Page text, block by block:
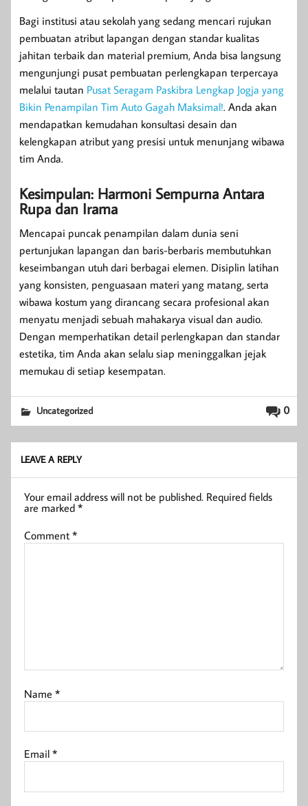
Bagi institusi atau sekolah yang sedang mencari rujukan
pembuatan atribut lapangan dengan standar kualitas
jahitan terbaik dan material premium, Anda bisa langsung
mengunjungi pusat pembuatan perlengkapan terpercaya
melalui tautan Pusat Seragam Paskibra Lengkap Jogja yang
Bikin Penampilan Tim Auto Gagah Maksimal!. Anda akan
mendapatkan kemudahan konsultasi desain dan
kelengkapan atribut yang presisi untuk menunjang wibawa
tim Anda.
Kesimpulan: Harmoni Sempurna Antara
Rupa dan Irama
Mencapai puncak penampilan dalam dunia seni
pertunjukan lapangan dan baris-berbaris membutuhkan
keseimbangan utuh dari berbagai elemen. Disiplin latihan
yang konsisten, penguasaan materi yang matang, serta
wibawa kostum yang dirancang secara profesional akan
menyatu menjadi sebuah mahakarya visual dan audio.
Dengan memperhatikan detail perlengkapan dan standar
estetika, tim Anda akan selalu siap meninggalkan jejak
memukau di setiap kesempatan.
0
Uncategorized
LEAVE A REPLY
Your email address will not be published. Required fields
are marked*
Comment*
Name*
Email*